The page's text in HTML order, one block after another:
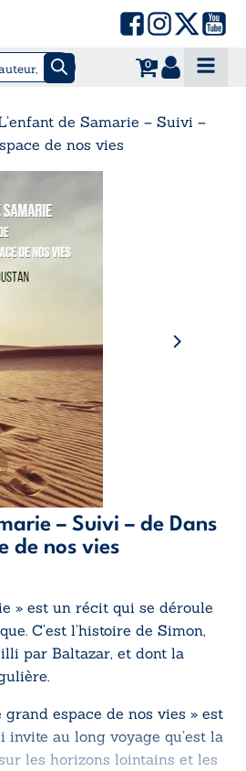
0
de Samarie – Suivi –
de nos vies
– Suivi – de Dans
de nos vies
» est un récit qui se déroule
C’est l’histoire de Simon,
par Baltazar, et dont la
grand espace de nos vies » est
invite au long voyage qu’est la
les horizons lointains et les